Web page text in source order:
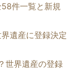
件一覧と新規
遺産に登録決定
世界遺産の登録